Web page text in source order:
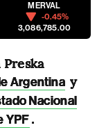
MERVAL
-0.45%
3,086,785.00
Argentina y
Nacional
YPF.